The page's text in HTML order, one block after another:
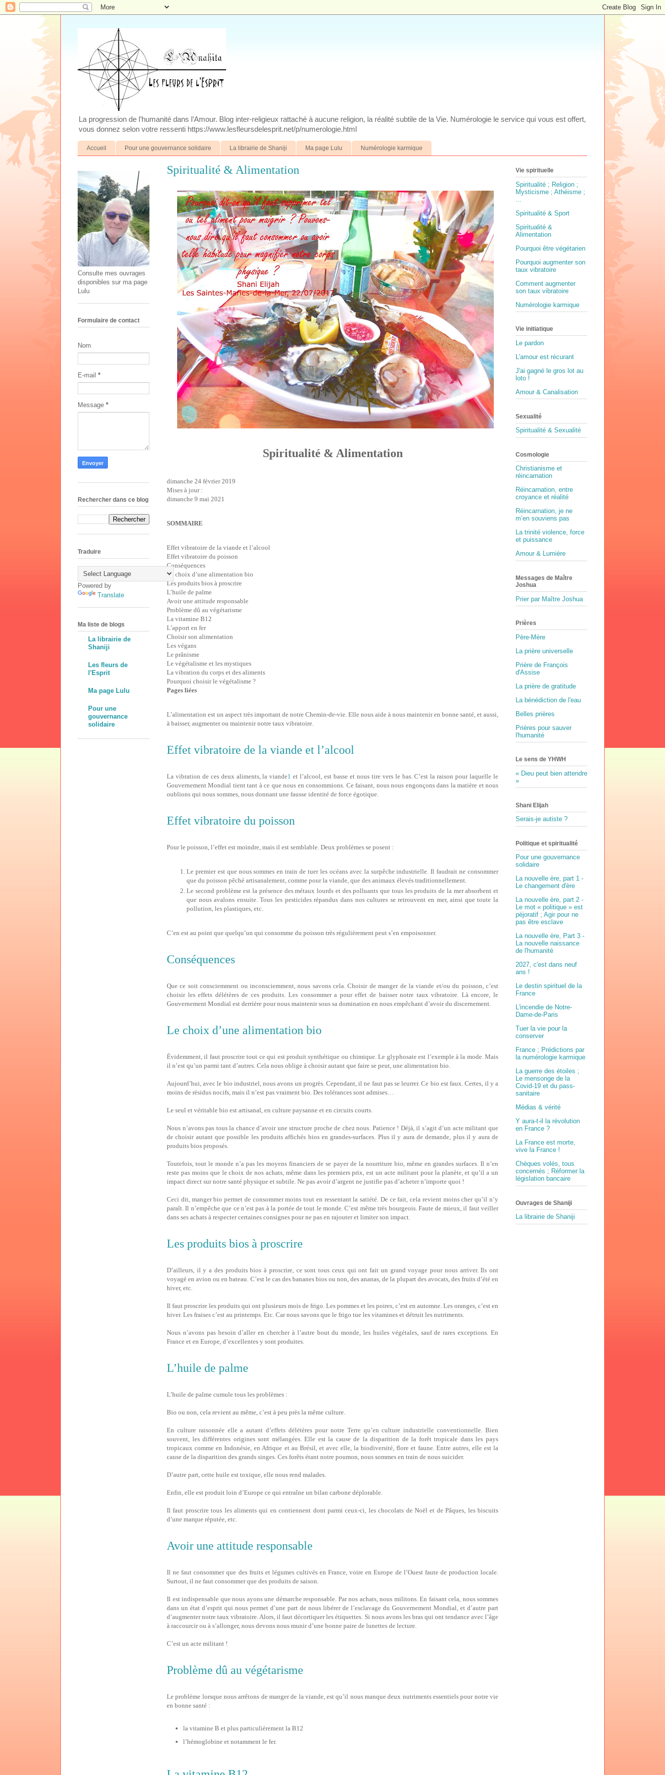
La progression de l’humanité dans l’Amour. Blog inter-religieux rattaché à aucune religion, la réalité subtile de la Vie. Numérologie le service qui vous est offert,
vous donnez selon votre ressenti https://www.lesfleursdelesprit.net/p/numerologie.html
Accueil Pour une gouvernance solidaire La librairie de Shaniji Ma page Lulu Numérologie karmique
Spiritualité & Alimentation
Spiritualité & Alimentation
dimanche 24 février 2019
Mises à jour :
dimanche 9 mai 2021
SOMMAIRE
Effet vibratoire de la viande et l’alcool
Effet vibratoire du poisson
Conséquences
Le choix d’une alimentation bio
Les produits bios à proscrire
L’huile de palme
Avoir une attitude responsable
Problème dû au végétarisme
La vitamine B12
L’apport en fer
Choisir son alimentation
Les végans
Le prânisme
Le végétalisme et les mystiques
La vibration du corps et des aliments
Pourquoi choisir le végétalisme ?
Pages liées
L’alimentation est un aspect très important de notre Chemin-de-vie. Elle nous aide à nous maintenir en bonne santé, et aussi,
à baisser, augmenter ou maintenir notre taux vibratoire.
Effet vibratoire de la viande et l’alcool
La vibration de ces deux aliments, la viande1 et l’alcool, est basse et nous tire vers le bas. C’est la raison pour laquelle le
Gouvernement Mondial tient tant à ce que nous en consommions. Ce faisant, nous nous engonçons dans la matière et nous
oublions qui nous sommes, nous donnant une fausse identité de force égotique.
Effet vibratoire du poisson
Pour le poisson, l’effet est moindre, mais il est semblable. Deux problèmes se posent :
Le premier est que nous sommes en train de tuer les océans avec la surpêche industrielle. Il faudrait ne consommer
que du poisson pêché artisanalement, comme pour la viande, que des animaux élevés traditionnellement.
Le second problème est la présence des métaux lourds et des polluants que tous les produits de la mer absorbent et
que nous avalons ensuite. Tous les pesticides répandus dans nos cultures se retrouvent en mer, ainsi que toute la
pollution, les plastiques, etc.
C’en est au point que quelqu’un qui consomme du poisson très régulièrement peut s’en empoisonner.
Conséquences
Que ce soit consciemment ou inconsciemment, nous savons cela. Choisir de manger de la viande et/ou du poisson, c’est
choisir les effets délétères de ces produits. Les consommer a pour effet de baisser notre taux vibratoire. Là encore, le
Gouvernement Mondial est derrière pour nous maintenir sous sa domination en nous empêchant d’avoir du discernement.
Le choix d’une alimentation bio
Évidemment, il faut proscrire tout ce qui est produit synthétique ou chimique. Le glyphosate est l’exemple à la mode. Mais
il n’est qu’un parmi tant d’autres. Cela nous oblige à choisir autant que faire se peut, une alimentation bio.
Aujourd’hui, avec le bio industriel, nous avons un progrès. Cependant, il ne faut pas se leurrer. Ce bio est faux. Certes, il y a
moins de résidus nocifs, mais il n’est pas vraiment bio. Des tolérances sont admises…
Le seul et véritable bio est artisanal, en culture paysanne et en circuits courts.
Nous n’avons pas tous la chance d’avoir une structure proche de chez nous. Patience ! Déjà, il s’agit d’un acte militant que
de choisir autant que possible les produits affichés bios en grandes-surfaces. Plus il y aura de demande, plus il y aura de
produits bios proposés.
Toutefois, tout le monde n’a pas les moyens financiers de se payer de la nourriture bio, même en grandes surfaces. Il n’en
reste pas moins que le choix de nos achats, même dans les premiers prix, est un acte militant pour la planète, et qu’il a un
impact direct sur notre santé physique et subtile. Ne pas avoir d’argent ne justifie pas d’acheter n’importe quoi !
Ceci dit, manger bio permet de consommer moins tout en ressentant la satiété. De ce fait, cela revient moins cher qu’il n’y
paraît. Il n’empêche que ce n’est pas à la portée de tout le monde. C’est même très bourgeois. Faute de mieux, il faut veiller
dans ses achats à respecter certaines consignes pour ne pas en rajouter et limiter son impact.
Les produits bios à proscrire
D’ailleurs, il y a des produits bios à proscrire, ce sont tous ceux qui ont fait un grand voyage pour nous arriver. Ils ont
voyagé en avion ou en bateau. C’est le cas des bananes bios ou non, des ananas, de la plupart des avocats, des fruits d’été en
hiver, etc.
Il faut proscrire les produits qui ont plusieurs mois de frigo. Les pommes et les poires, c’est en automne. Les oranges, c’est en
hiver. Les fraises c’est au printemps. Etc. Car nous savons que le frigo tue les vitamines et détruit les nutriments.
Nous n’avons pas besoin d’aller en chercher à l’autre bout du monde, les huiles végétales, sauf de rares exceptions. En
France et en Europe, d’excellentes y sont produites.
L’huile de palme
L’huile de palme cumule tous les problèmes :
Bio ou non, cela revient au même, c’est à peu près la même culture.
En culture raisonnée elle a autant d’effets délétères pour notre Terre qu’en culture industrielle conventionnelle. Bien
souvent, les différentes origines sont mélangées. Elle est la cause de la disparition de la forêt tropicale dans les pays
tropicaux comme en Indonésie, en Afrique et au Brésil, et avec elle, la biodiversité, flore et faune. Entre autres, elle est la
cause de la disparition des grands singes. Ces forêts étant notre poumon, nous sommes en train de nous suicider.
D’autre part, cette huile est toxique, elle nous rend malades.
Enfin, elle est produit loin d’Europe ce qui entraîne un bilan carbone déplorable.
Il faut proscrire tous les aliments qui en contiennent dont parmi ceux-ci, les chocolats de Noël et de Pâques, les biscuits
d’une marque réputée, etc.
Avoir une attitude responsable
Il ne faut consommer que des fruits et légumes cultivés en France, voire en Europe de l’Ouest faute de production locale.
Surtout, il ne faut consommer que des produits de saison.
Il est indispensable que nous ayons une démarche responsable. Par nos achats, nous militons. En faisant cela, nous sommes
dans un état d’esprit qui nous permet d’une part de nous libérer de l’esclavage du Gouvernement Mondial, et d’autre part
d’augmenter notre taux vibratoire. Alors, il faut décortiquer les étiquettes. Si nous avons les bras qui ont tendance avec l’âge
à raccourcir ou à s’allonger, nous devons nous munir d’une bonne paire de lunettes de lecture.
C’est un acte militant !
Problème dû au végétarisme
Le problème lorsque nous arrêtons de manger de la viande, est qu’il nous manque deux nutriments essentiels pour notre vie
en bonne santé :
la vitamine B et plus particulièrement la B12
l’hémoglobine et notamment le fer.
Consulte mes ouvrages
disponibles sur ma page
Lulu
Formulaire de contact
Nom
E-mail *
Message *
Rechercher dans ce blog
Traduire
Powered by
Translate
Ma liste de blogs
La librairie de
Shaniji
Les fleurs de
l'Esprit
Ma page Lulu
Pour une
gouvernance
solidaire
Vie spirituelle
Spiritualité ; Religion ;
Mysticisme ; Athéisme ;
Spiritualité & Sport
Spiritualité &
Alimentation
Pourquoi être végétarien
Pourquoi augmenter son
taux vibratoire
Comment augmenter
son taux vibratoire
Numérologie karmique
Vie initiatique
Le pardon
L'amour est récurant
J'ai gagné le gros lot au
loto !
Amour & Canalisation
Sexualité
Spiritualité & Sexualité
Cosmologie
Christianisme et
réincarnation
Réincarnation, entre
croyance et réalité
Réincarnation, je ne
m’en souviens pas
La trinité violence, force
et puissance
Amour & Lumière
Messages de Maître
Joshua
Prier par Maître Joshua
Prières
Père-Mère
La prière universelle
Prière de François
d'Assise
La prière de gratitude
La bénédiction de l'eau
Belles prières
Prières pour sauver
l'humanité
Le sens de YHWH
« Dieu peut bien attendre
»
Shani Elijah
Serais-je autiste ?
Politique et spiritualité
Pour une gouvernance
solidaire
La nouvelle ère, part 1 -
Le changement d'ère
La nouvelle ère, part 2 -
Le mot « politique » est
péjoratif ; Agir pour ne
pas être esclave
La nouvelle ère, Part 3 -
La nouvelle naissance
de l'humanité
2027, c'est dans neuf
ans !
Le destin spirituel de la
France
L'incendie de Notre-
Dame-de-Paris
Tuer la vie pour la
conserver
France ; Prédictions par
la numérologie karmique
La guerre des étoiles ;
Le mensonge de la
Covid-19 et du pass-
sanitaire
Médias & vérité
Y aura-t-il la révolution
en France ?
La France est morte,
vive la France !
Chèques volés, tous
concernés ; Réformer la
législation bancaire
Ouvrages de Shaniji
La librairie de Shaniji